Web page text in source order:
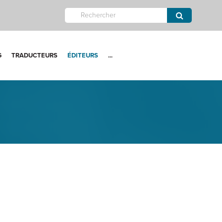
TRADUCTEURS ÉDITEURS ...